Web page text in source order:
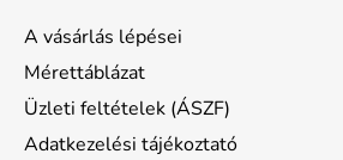
A vásárlás lépései
Mérettáblázat
Üzleti feltételek (ÁSZF)
Adatkezelési tájékoztató